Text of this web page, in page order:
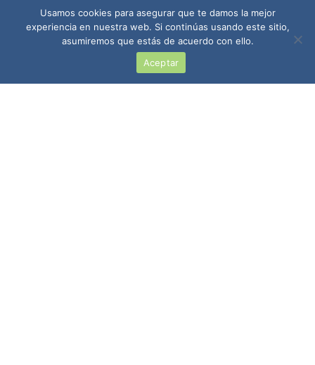
Usamos cookies para asegurar que te damos la mejor
experiencia en nuestra web. Si continúas usando este sitio,
asumiremos que estás de acuerdo con ello.
Aceptar